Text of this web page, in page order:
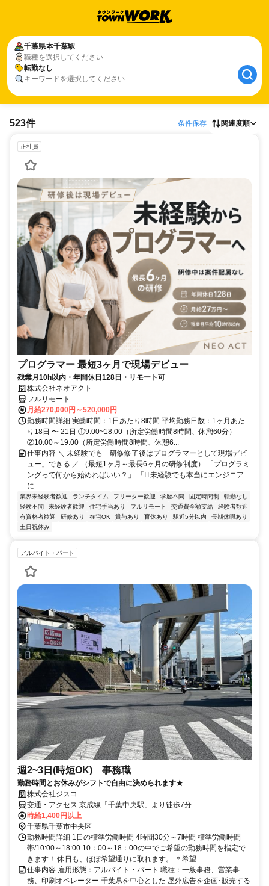
千葉県本千葉駅
職種を選択してください
転勤なし
キーワードを選択してください
523件 条件保存 関連度順
正社員
プログラマー 最短3ヶ月で現場デビュー
残業月10h以内・年間休日128日・リモート可
株式会社ネオアクト
フルリモート
月給270,000円～520,000円
勤務時間詳細 実働時間：1日あたり8時間 平均勤務日数：1ヶ月あた
り18日 〜 21日 ①9:00~18:00（所定労働時間8時間、休憩60分）
②10:00～19:00（所定労働時間8時間、休憩6...
仕事内容 ＼ 未経験でも「研修修了後はプログラマーとして現場デビ
ュー」できる ／ （最短1ヶ月～最長6ヶ月の研修制度） 「プログラミ
ングって何から始めればいい？」 「IT未経験でも本当にエンジニア
に...
業界未経験者歓迎 ランチタイム フリーター歓迎 学歴不問 固定時間制
転勤なし
経験不問
未経験者歓迎 住宅手当あり フルリモート 交通費全額支給
経験者歓迎
有資格者歓迎
研修あり 在宅OK 賞与あり 育休あり 駅近5分以内
長期休暇あり
土日祝休み
アルバイト・パート
週2~3日(時短OK) 事務職
勤務時間とお休みがシフトで自由に決められます★
株式会社ジスコ
交通・アクセス 京成線「千葉中央駅」より徒歩7分
時給1,400円以上
千葉県千葉市中央区
勤務時間詳細 1日の標準労働時間 4時間30分～7時間 標準労働時間
帯/10:00～18:00 10：00～18：00の中でご希望の勤務時間を指定で
きます！ 休日も、ほぼ希望通りに取れます。 ＊希望...
仕事内容 雇用形態：アルバイト・パート 職種：一般事務、営業事
務、印刷オペレーター 千葉県を中心とした 屋外広告を企画･販売する